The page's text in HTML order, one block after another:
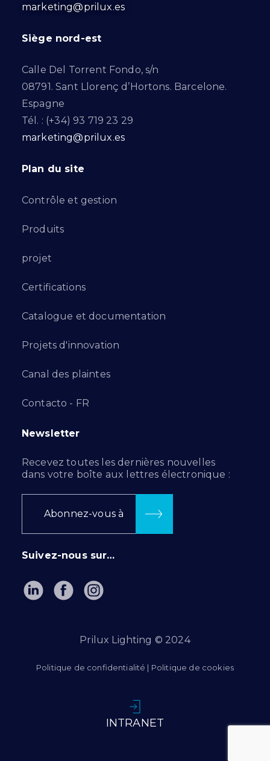
marketing@prilux.es
Siège nord-est
Calle Del Torrent Fondo, s/n
08791. Sant Llorenç d’Hortons. Barcelone.
Espagne
Tél. : (+34) 93 719 23 29
marketing@prilux.es
Plan du site
Contrôle et gestion
Produits
projet
Certifications
Catalogue et documentation
Projets d'innovation
Canal des plaintes
Contacto - FR
Newsletter
Recevez toutes les dernières nouvelles
dans votre boîte aux lettres électronique :
Abonnez-vous à
Suivez-nous sur…
Prilux Lighting © 2024
Politique de confidentialité | Politique de cookies
INTRANET